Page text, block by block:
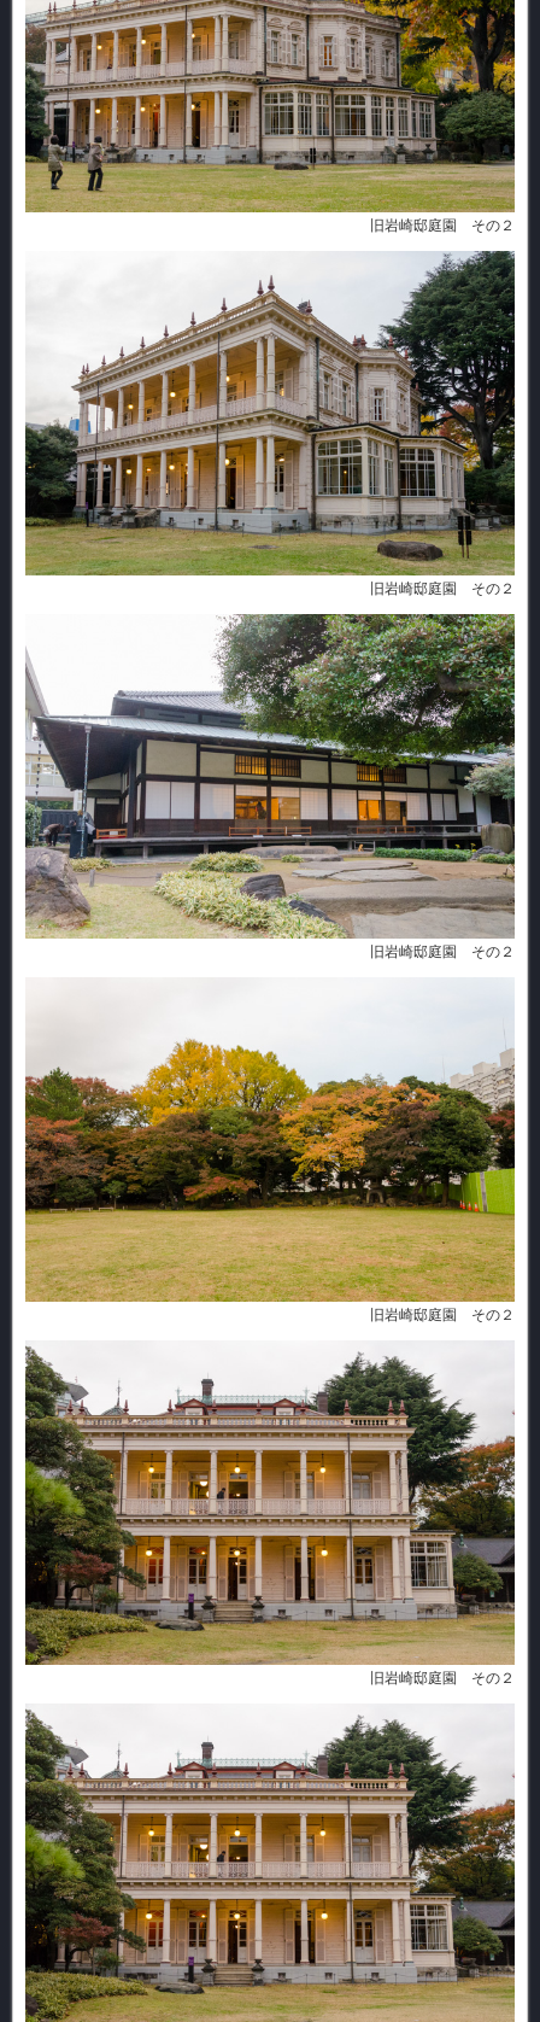
旧岩崎邸庭園 その２
旧岩崎邸庭園 その２
旧岩崎邸庭園 その２
旧岩崎邸庭園 その２
旧岩崎邸庭園 その２